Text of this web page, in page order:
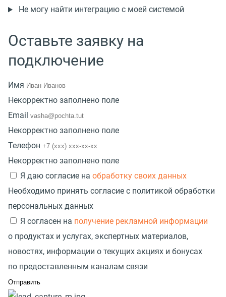
Не могу найти интеграцию с моей системой
Оставьте заявку на
подключение
Имя
Некорректно заполнено поле
Email
Некорректно заполнено поле
Телефон
Некорректно заполнено поле
Я даю согласие на обработку своих данных
Необходимо принять согласие с политикой обработки
персональных данных
Я согласен на получение рекламной информации
о продуктах и услугах, экспертных материалов,
новостях, информации о текущих акциях и бонусах
по предоставленным каналам связи